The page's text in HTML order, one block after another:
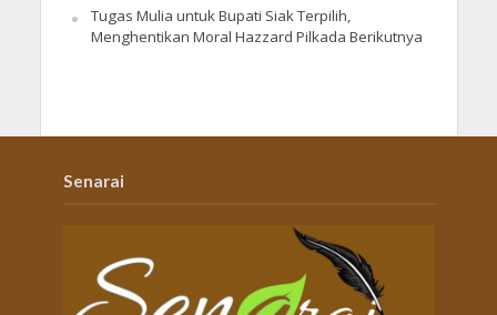
Tugas Mulia untuk Bupati Siak Terpilih,
Menghentikan Moral Hazzard Pilkada Berikutnya
Senarai